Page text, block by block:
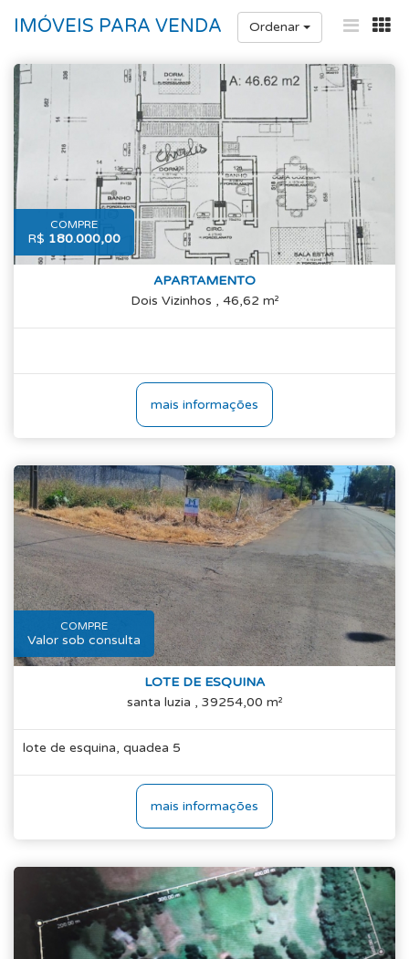
IMÓVEIS PARA VENDA Ordenar
COMPRE
R$ 180.000,00
APARTAMENTO
Dois Vizinhos , 46,62 m²
mais informações
COMPRE
Valor sob consulta
LOTE DE ESQUINA
santa luzia , 39254,00 m²
lote de esquina, quadea 5
mais informações